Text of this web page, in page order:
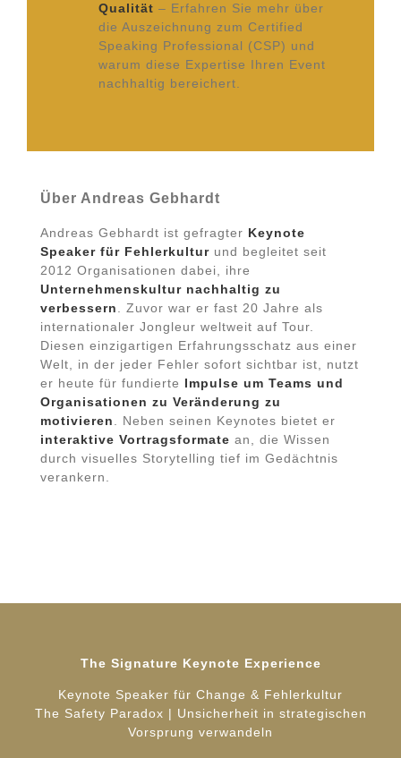
Qualität – Erfahren Sie mehr über
die Auszeichnung zum Certified
Speaking Professional (CSP) und
warum diese Expertise Ihren Event
nachhaltig bereichert.
Über Andreas Gebhardt
Andreas Gebhardt ist gefragter Keynote
Speaker für Fehlerkulturund begleitet seit
2012 Organisationen dabei, ihre
Unternehmenskultur nachhaltig zu
verbessern
. Zuvor war er fast 20 Jahre als
internationaler Jongleur weltweit auf Tour.
Diesen einzigartigen Erfahrungsschatz aus einer
Welt, in der jeder Fehler sofort sichtbar ist, nutzt
er heute für fundierte Impulse um Teams und
Organisationen zu Veränderung zu
motivieren
. Neben seinen Keynotes bietet er
interaktive Vortragsformate an, die Wissen
durch visuelles Storytelling tief im Gedächtnis
verankern.
The Signature Keynote Experience
Keynote Speaker für Change & Fehlerkultur
The Safety Paradox | Unsicherheit in strategischen
Vorsprung verwandeln